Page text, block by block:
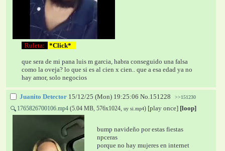
Ruleta: *Click*
que sera de mi pana luis m garcia, habra conseguido una falsa
como la oveja? lo que si es al cien x cien.. que a esa edad ya no
hay amor, solo negocios
Juanito Detector 15/12/25 (Mon) 19:25:06 No.151228 >>151230
🔍 1765826700106.mp4 (5.04 MB, 576x1024, uy si.mp4) [play once] [loop]
bump navideño por estas fiestas
npceras
porque no hay mujeres en internet